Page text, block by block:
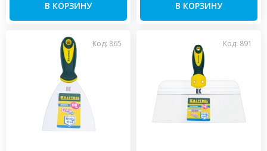
В КОРЗИНУ В КОРЗИНУ
Код: 865 Код: 891